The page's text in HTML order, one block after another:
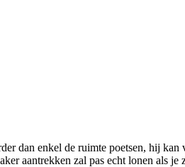
dan enkel de ruimte poetsen, hij
aantrekken zal pas echt lonen als